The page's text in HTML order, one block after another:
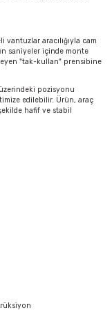
vantuzlar aracılığıyla cam
saniyeler içinde monte
"tak-kullan" prensibine
pozisyonu
edilebilir. Ürün, araç
hafif ve stabil